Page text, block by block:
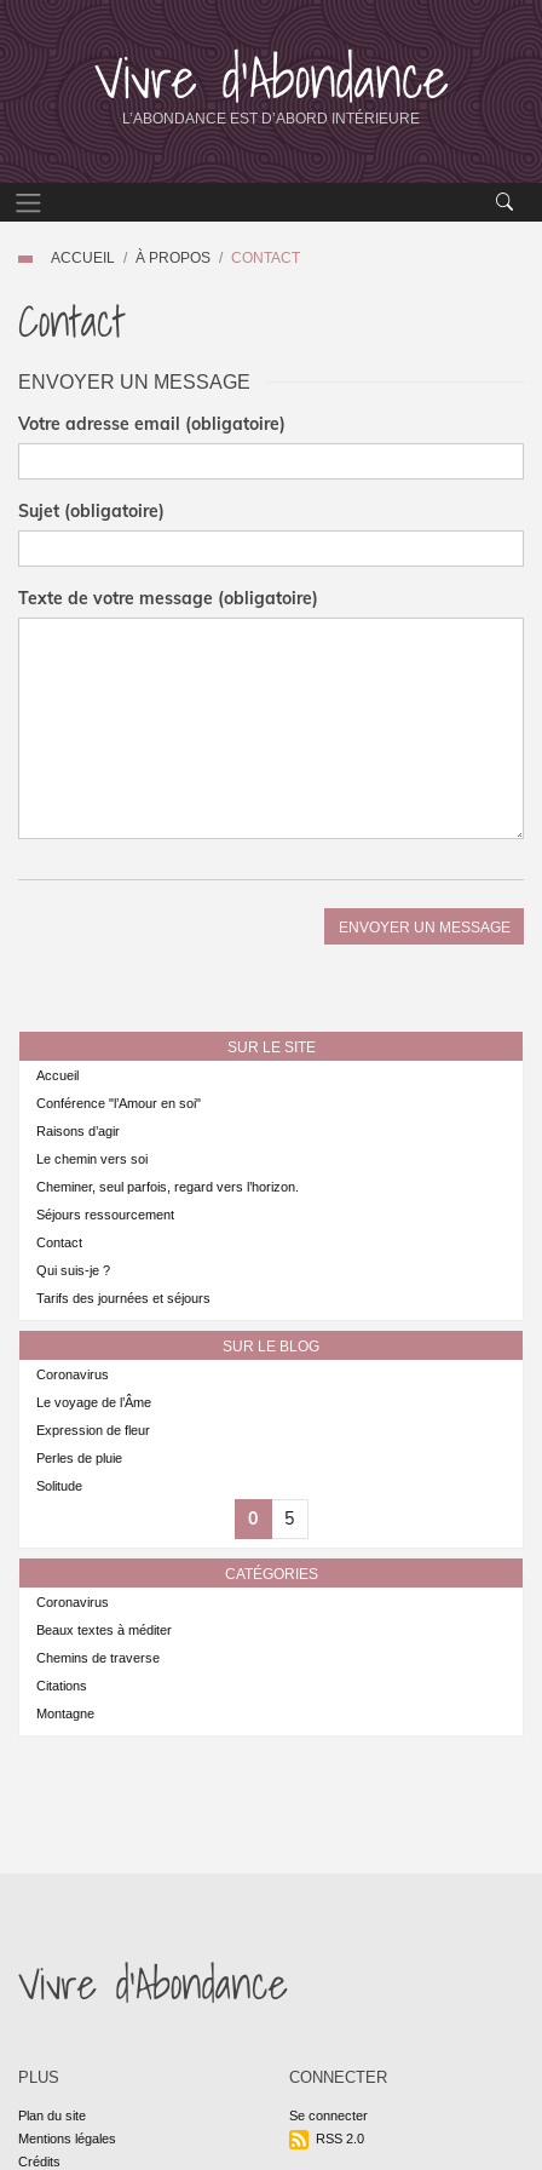
Vivre d’Abondance
L’ABONDANCE EST D’ABORD INTÉRIEURE
ACCUEIL À PROPOS CONTACT
Contact
ENVOYER UN MESSAGE
Votre adresse email (obligatoire)
Sujet (obligatoire)
Texte de votre message (obligatoire)
SUR LE SITE
Accueil
Conférence "l’Amour en soi"
Raisons d’agir
Le chemin vers soi
Cheminer, seul parfois, regard vers l’horizon.
Séjours ressourcement
Contact
Qui suis-je ?
Tarifs des journées et séjours
SUR LE BLOG
Coronavirus
Le voyage de l’Âme
Expression de fleur
Perles de pluie
Solitude
0 5
CATÉGORIES
Coronavirus
Beaux textes à méditer
Chemins de traverse
Citations
Montagne
Vivre d’Abondance
PLUS
Plan du site
Mentions légales
Crédits
CONNECTER
Se connecter
RSS 2.0